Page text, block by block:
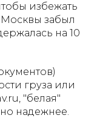
избежать
Москвы забыл
на 10
груза или
"белая"
надежнее.